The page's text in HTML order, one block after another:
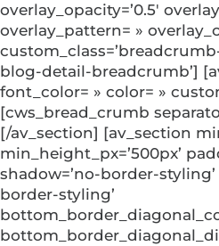
overlay_opacity=’0.5′
overlay_pattern= »
blog-detail-breadcrumb’]
font_color= » color= »
[cws_bread_crumb
[/av_section] [av_section
min_height_px=’500px’
shadow=’no-border-
border-styling’